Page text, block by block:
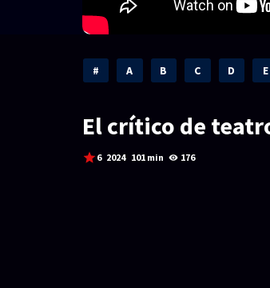
# A B C D E
El crítico de
6 2024 101 min 176